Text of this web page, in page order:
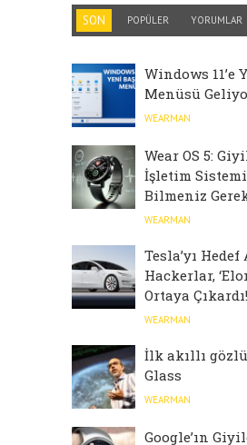
SON POPÜLER YORUMLAR
Windows 11’e
Menüsü
WEARMAN
Wear OS 5:
İşletim
Bilmeniz
WEARMAN
Tesla’yı
Hackerlar,
Ortaya Çıkardı!
WEARMAN
İlk akıllı
Glass
WEARMAN
Google’ın